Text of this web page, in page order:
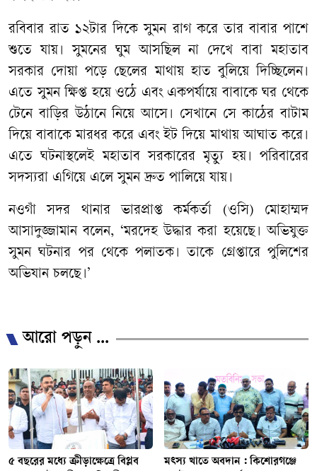
রবিবার রাত ১২টার দিকে সুমন রাগ করে তার বাবার পাশে
শুতে যায়। সুমনের ঘুম আসছিল না দেখে বাবা মহাতাব
সরকার দোয়া পড়ে ছেলের মাথায় হাত বুলিয়ে দিচ্ছিলেন।
এতে সুমন ক্ষিপ্ত হয়ে ওঠে এবং একপর্যায়ে বাবাকে ঘর থেকে
টেনে বাড়ির উঠানে নিয়ে আসে। সেখানে সে কাঠের বাটাম
দিয়ে বাবাকে মারধর করে এবং ইট দিয়ে মাথায় আঘাত করে।
এতে ঘটনাস্থলেই মহাতাব সরকারের মৃত্যু হয়। পরিবারের
সদস্যরা এগিয়ে এলে সুমন দ্রুত পালিয়ে যায়।
নওগাঁ সদর থানার ভারপ্রাপ্ত কর্মকর্তা (ওসি) মোহাম্মদ
আসাদুজ্জামান বলেন, ‘মরদেহ উদ্ধার করা হয়েছে। অভিযুক্ত
সুমন ঘটনার পর থেকে পলাতক। তাকে গ্রেপ্তারে পুলিশের
অভিযান চলছে।’
আরো পড়ুন ...
৫ বছরের মধ্যে ক্রীড়াক্ষেত্রে বিপ্লব
মৎস্য খাতে অবদান : কিশোরগঞ্জে